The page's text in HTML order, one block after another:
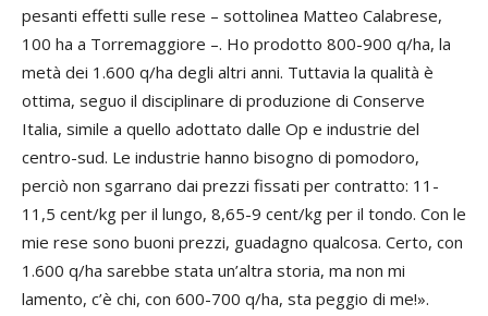
pesanti effetti sulle rese – sottolinea Matteo Calabrese,
100 ha a Torremaggiore –. Ho prodotto 800-900 q/ha, la
metà dei 1.600 q/ha degli altri anni. Tuttavia la qualità è
ottima, seguo il disciplinare di produzione di Conserve
Italia, simile a quello adottato dalle Op e industrie del
centro-sud. Le industrie hanno bisogno di pomodoro,
perciò non sgarrano dai prezzi fissati per contratto: 11-
11,5 cent/kg per il lungo, 8,65-9 cent/kg per il tondo. Con le
mie rese sono buoni prezzi, guadagno qualcosa. Certo, con
1.600 q/ha sarebbe stata un’altra storia, ma non mi
lamento, c’è chi, con 600-700 q/ha, sta peggio di me!».